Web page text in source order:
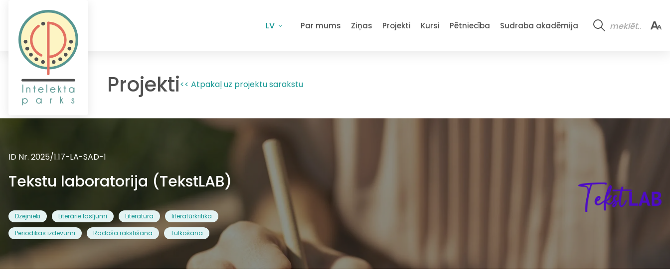
LV Par mums Ziņas Projekti Kursi Pētniecība Sudraba akadēmija
Projekti<< Atpakaļ uz projektu sarakstu
ID Nr. 2025/1.17-LA-SAD-1
Tekstu laboratorija (TekstLAB)
Dzejnieki Literārie lasījumi Literatura
literatūrkritika
Periodikas izdevumi
Radošā rakstīšana Tulkošana